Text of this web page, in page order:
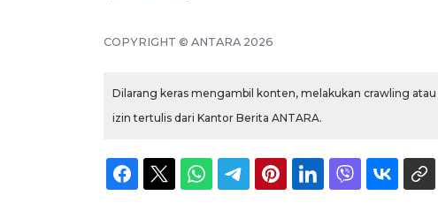
COPYRIGHT © ANTARA 2026
Dilarang keras mengambil konten, melakukan crawling
izin tertulis dari Kantor Berita ANTARA.